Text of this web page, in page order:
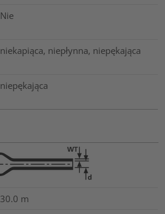
Nie
niekapiąca, niepłynna, niepękająca
niepękająca
30.0 m